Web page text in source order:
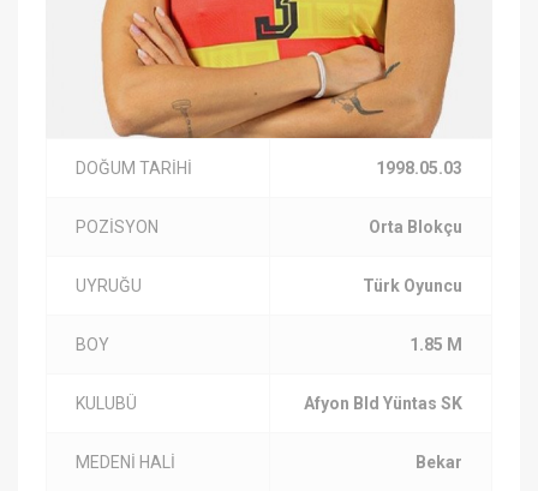
DOĞUM TARİHİ 1998.05.03
POZİSYON Orta Blokçu
UYRUĞU Türk Oyuncu
BOY 1.85 M
KULUBÜ Afyon Bld Yüntas SK
MEDENİ HALİ Bekar